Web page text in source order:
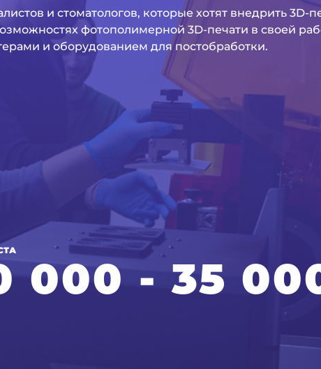
и стоматологов, которые хотят внедрить 3D-
фотополимерной 3D-печати в своей
и оборудованием для постобработки.
000-35